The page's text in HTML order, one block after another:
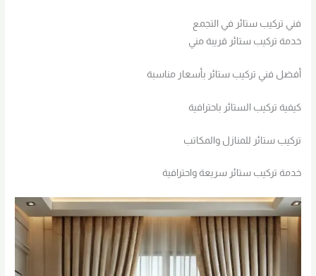
فني تركيب ستائر في التجمع
خدمة تركيب ستائر قريبة مني
أفضل فني تركيب ستائر بأسعار مناسبة
كيفية تركيب الستائر باحترافية
تركيب ستائر للمنازل والمكاتب
خدمة تركيب ستائر سريعة واحترافية